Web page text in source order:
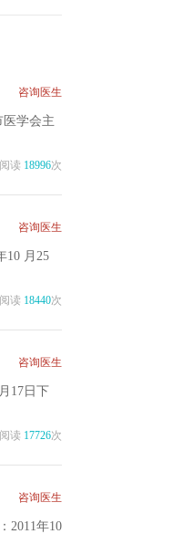
咨询医生
学会主
读 18996次
咨询医生
10 月25
读 18440次
咨询医生
17日下
读 17726次
咨询医生
2011年10